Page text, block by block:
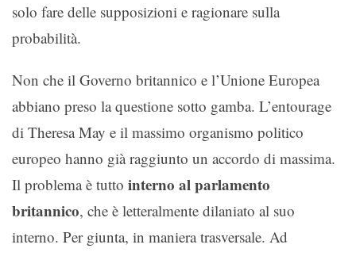
solo fare delle supposizioni e ragionare sulla
probabilità.
Non che il Governo britannico e l’Unione Europea
abbiano preso la questione sotto gamba. L’entourage
di Theresa May e il massimo organismo politico
europeo hanno già raggiunto un accordo di massima.
Il problema è tutto interno al parlamento
britannico, che è letteralmente dilaniato al suo
interno. Per giunta, in maniera trasversale. Ad